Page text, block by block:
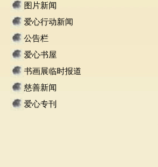
图片新闻
爱心行动新闻
公告栏
爱心书屋
书画展临时报道
慈善新闻
爱心专刊